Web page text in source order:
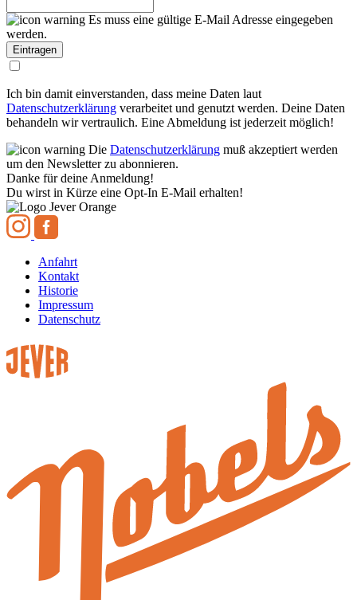
Es muss eine gültige E-Mail Adresse eingegeben
werden.
Ich bin damit einverstanden, dass meine Daten laut
Datenschutzerklärung verarbeitet und genutzt werden. Deine Daten
behandeln wir vertraulich. Eine Abmeldung ist jederzeit möglich!
Die Datenschutzerklärung muß akzeptiert werden
um den Newsletter zu abonnieren.
Danke für deine Anmeldung!
Du wirst in Kürze eine Opt-In E-Mail erhalten!
Anfahrt
Kontakt
Historie
Impressum
Datenschutz